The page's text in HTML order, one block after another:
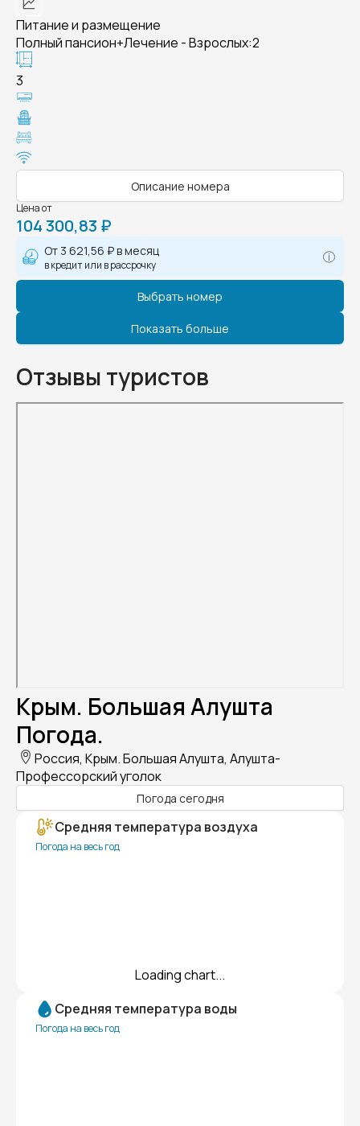
Питание и размещение
Полный пансион+Лечение - Взрослых:2
3
Описание номера
Цена от
104 300,83 ₽
От 3 621,56 ₽в месяц
в кредит или в рассрочку
Выбрать номер
Показать больше
Отзывы туристов
Крым. Большая Алушта
Погода.
Россия, Крым. Большая Алушта, Алушта-
Профессорский уголок
Погода сегодня
Средняя температура воздуха
Погода на весь год
Loading chart...
Средняя температура воды
Погода на весь год